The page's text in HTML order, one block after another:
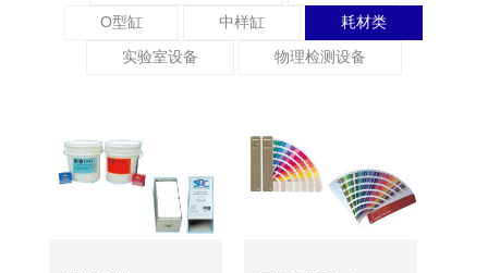
O型缸
中样缸
耗材类
实验室设备
物理检测设备